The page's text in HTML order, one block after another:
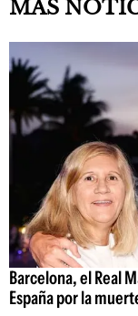
MÁS
Barcelona, el Real
España por la